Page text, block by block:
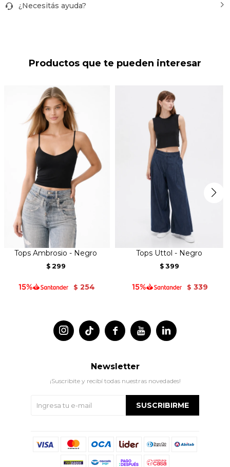
¿Necesitás ayuda?
Productos que te pueden interesar
Tops Ambrosio - Negro
$ 299
$ 254
Tops Uttol - Negro
$ 399
$ 339
 
 
Newsletter
¡Suscribite y recibí todas nuestras novedades!
SUSCRIBIRME